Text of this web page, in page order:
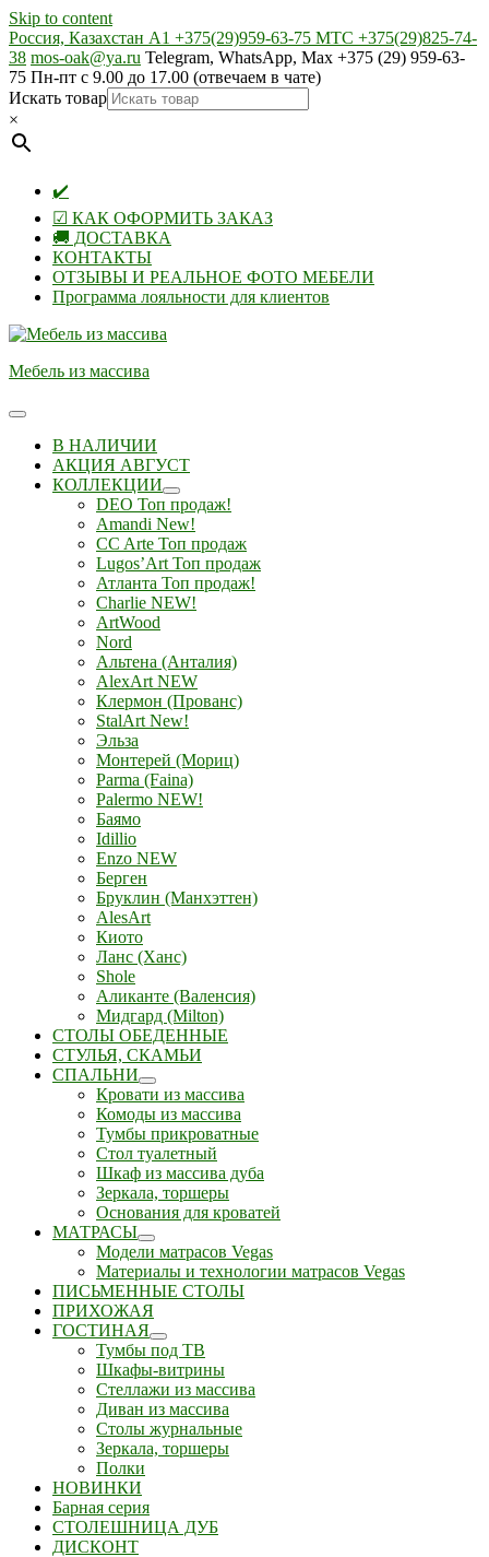
Skip to content
Россия, Казахстан А1 +375(29)959-63-75 МТС +375(29)825-74-
38 mos-oak@ya.ru Telegram, WhatsApp, Max +375 (29) 959-63-
75 Пн-пт с 9.00 до 17.00 (отвечаем в чате)
Искать товар
×
✔️
☑ КАК ОФОРМИТЬ ЗАКАЗ
🚚 ДОСТАВКА
КОНТАКТЫ
ОТЗЫВЫ И РЕАЛЬНОЕ ФОТО МЕБЕЛИ
Программа лояльности для клиентов
Мебель из массива
В НАЛИЧИИ
АКЦИЯ АВГУСТ
КОЛЛЕКЦИИ
DEO Топ продаж!
Amandi New!
CC Arte Топ продаж
Lugos’Art Топ продаж
Атланта Топ продаж!
Charlie NEW!
ArtWood
Nord
Альтена (Анталия)
AlexArt NEW
Клермон (Прованс)
StalArt New!
Эльза
Монтерей (Мориц)
Parma (Faina)
Palermo NEW!
Баямо
Idillio
Enzo NEW
Берген
Бруклин (Манхэттен)
AlesArt
Киото
Ланс (Ханс)
Shole
Аликанте (Валенсия)
Мидгард (Milton)
СТОЛЫ ОБЕДЕННЫЕ
СТУЛЬЯ, СКАМЬИ
СПАЛЬНИ
Кровати из массива
Комоды из массива
Тумбы прикроватные
Стол туалетный
Шкаф из массива дуба
Зеркала, торшеры
Основания для кроватей
МАТРАСЫ
Модели матрасов Vegas
Материалы и технологии матрасов Vegas
ПИСЬМЕННЫЕ СТОЛЫ
ПРИХОЖАЯ
ГОСТИНАЯ
Тумбы под ТВ
Шкафы-витрины
Стеллажи из массива
Диван из массива
Столы журнальные
Зеркала, торшеры
Полки
НОВИНКИ
Барная серия
СТОЛЕШНИЦА ДУБ
ДИСКОНТ